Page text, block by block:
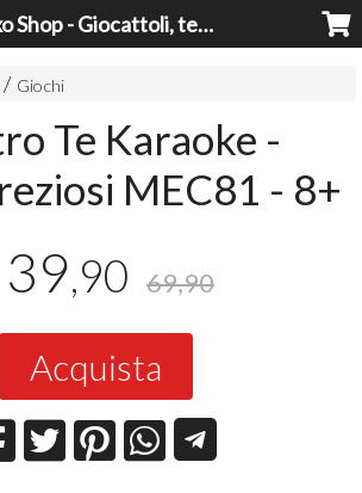
Mixo Shop - Giocattoli, tecnologia, casa e giardino a prezzi super!
Giochi
Te Karaoke -
MEC81 - 8+
39,90 69,90
Acquista